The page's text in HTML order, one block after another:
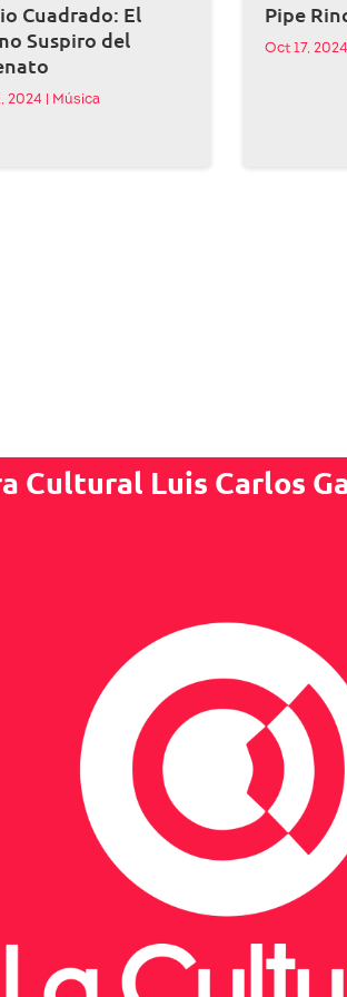
Cuadrado: El
Suspiro del
2024 Música
Pipe
Oct 17, 2024
Cultural Luis Carlos